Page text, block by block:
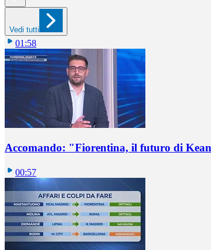
Vedi tutti
01:58
Accomando: "Fiorentina, il futuro di Kean
00:57